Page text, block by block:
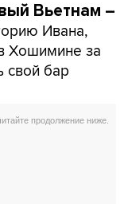
Вьетнам –
Ивана,
Хошимине за
свой бар